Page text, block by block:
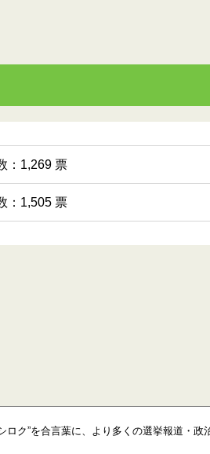
：1,269 票
：1,505 票
ロク”を合言葉に、より多くの選挙報道・